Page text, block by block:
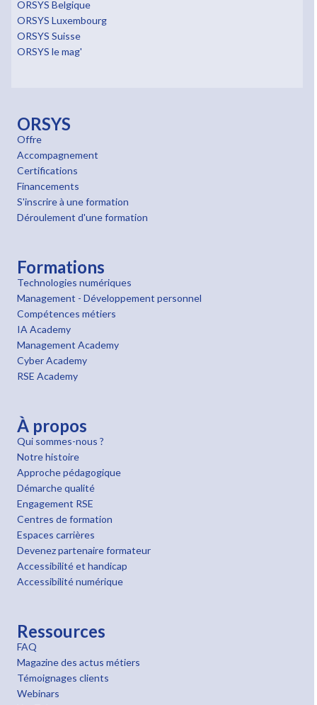
ORSYS Belgique
ORSYS Luxembourg
ORSYS Suisse
ORSYS le mag'
ORSYS
Offre
Accompagnement
Certifications
Financements
S'inscrire à une formation
Déroulement d'une formation
Formations
Technologies numériques
Management - Développement personnel
Compétences métiers
IA Academy
Management Academy
Cyber Academy
RSE Academy
À propos
Qui sommes-nous ?
Notre histoire
Approche pédagogique
Démarche qualité
Engagement RSE
Centres de formation
Espaces carrières
Devenez partenaire formateur
Accessibilité et handicap
Accessibilité numérique
Ressources
FAQ
Magazine des actus métiers
Témoignages clients
Webinars